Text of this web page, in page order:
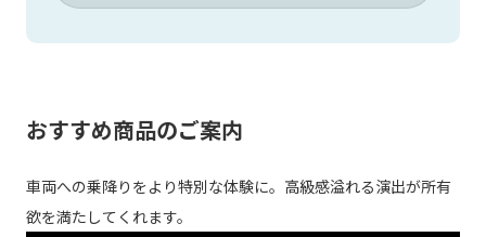
おすすめ商品のご案内
車両への乗降りをより特別な体験に。高級感溢れる演出が所有
欲を満たしてくれます。